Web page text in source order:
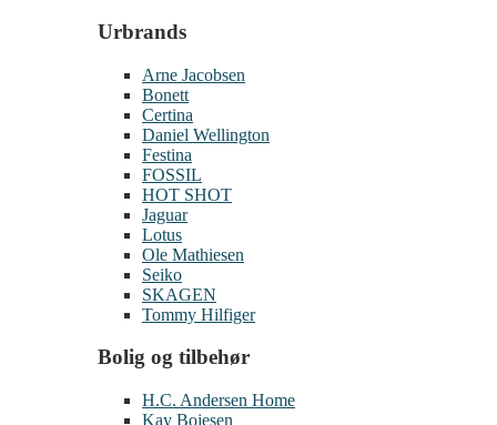
Urbrands
Arne Jacobsen
Bonett
Certina
Daniel Wellington
Festina
FOSSIL
HOT SHOT
Jaguar
Lotus
Ole Mathiesen
Seiko
SKAGEN
Tommy Hilfiger
Bolig og tilbehør
H.C. Andersen Home
Kay Bojesen